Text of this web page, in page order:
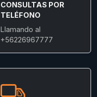
CONSULTAS POR
TELÉFONO
Llamando al
+56226967777